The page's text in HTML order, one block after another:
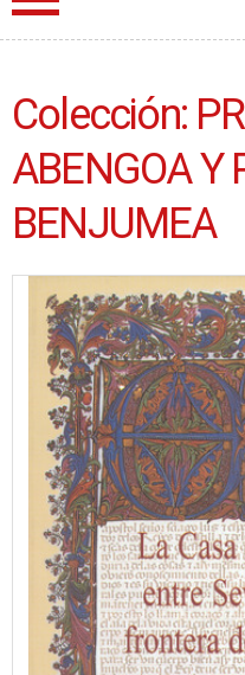
Colección:
ABENGOA Y
BENJUMEA